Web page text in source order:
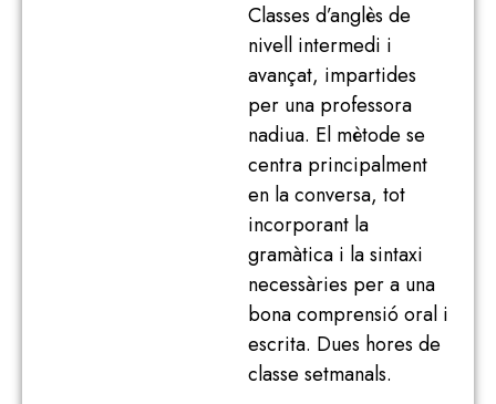
Classes d’anglès de
nivell intermedi i
avançat, impartides
per una professora
nadiua. El mètode se
centra principalment
en la conversa, tot
incorporant la
gramàtica i la sintaxi
necessàries per a una
bona comprensió oral i
escrita. Dues hores de
classe setmanals.